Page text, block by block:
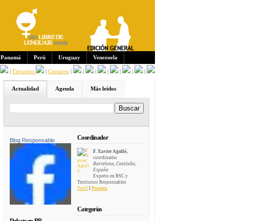
Panamá Perú Uruguay Venezuela
| Favoritos | Contacto | | | | | | |
Actualidad Agenda Más leídos
Blog Responsable Coordinador
F. Xavier Agulló,
coordinador
Barcelona, Cataluña,
España
Experto en RSC y
Territorios Responsables
Perfil I Posteos
Categorías